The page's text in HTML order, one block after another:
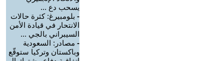
يسحب دع ...
- بلومبيرغ: كثرة حالات
الانتحار في قيادة الأمن
السيبراني بالجي ...
- مصادر: السعودية
وباكستان وتركيا ستوقّع